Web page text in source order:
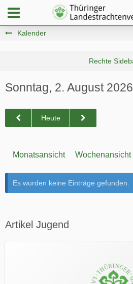
Kalender
Sonntag, 2. August 2026
Heute
Monatsansicht Wochenansicht
Es wurden keine Einträge gefunden.
Artikel Jugend